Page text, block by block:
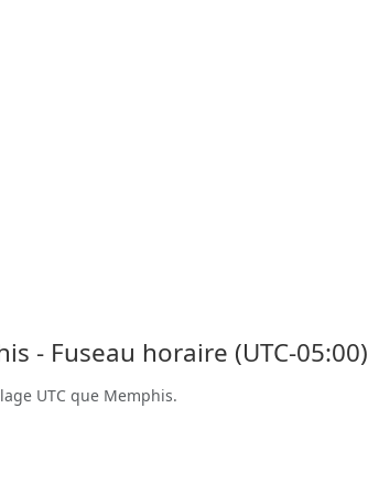
- Fuseau horaire (UTC-05:00)
UTC que Memphis.